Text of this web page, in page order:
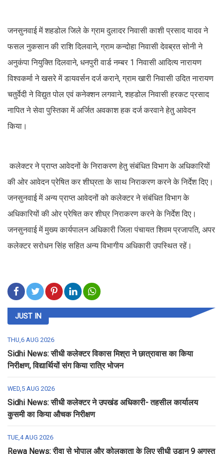
जनसुनवाई में शहडोल जिले के ग्राम दुलादर निवासी काशी प्रसाद यादव ने
फसल नुकसान की राशि दिलवाने, ग्राम कन्दोहा निवासी देवब्रत सोनी ने
अनुकंपा नियुक्ति दिलवाने, धनपुरी वार्ड नम्बर 1 निवासी आदित्य नारायण
विश्वकर्मा ने खसरे में डायवर्सन दर्ज कराने, ग्राम खारी निवासी उदित नारायण
चतुर्वेदी ने विद्युत पोल एवं कनेक्शन लगवाने, शहडोल निवासी हरकट प्रसाद
नापित ने सेवा पुस्तिका में अर्जित अवकाश हक दर्ज करवाने हेतु आवेदन
किया।
कलेक्टर ने प्राप्त आवेदनों के निराकरण हेतु संबंधित विभाग के अधिकारियों
की ओर आवेदन प्रेषित कर शीघ्रता के साथ निराकरण करने के निर्देश दिए।
जनसुनवाई में अन्य प्राप्त आवेदनों को कलेक्टर ने संबंधित विभाग के
अधिकारियों की ओर प्रेषित कर शीघ्र निराकरण करने के निर्देश दिए।
जनसुनवाई में मुख्य कार्यपालन अधिकारी जिला पंचायत शिवम प्रजापति, अपर
कलेक्टर सरोधन सिंह सहित अन्य विभागीय अधिकारी उपस्थित रहें।
JUST IN
THU,6 AUG 2026
Sidhi News: सीधी कलेक्टर विकास मिश्रा ने छात्रावास का किया
निरीक्षण, विद्यार्थियों संग किया रात्रि भोजन
WED,5 AUG 2026
Sidhi News: सीधी कलेक्टर ने उपखंड अधिकारी- तहसील कार्यालय
कुसमी का किया औचक निरीक्षण
TUE,4 AUG 2026
Rewa News: रीवा से भोपाल और कोलकाता के लिए सीधी उड़ान 9 अगस्त